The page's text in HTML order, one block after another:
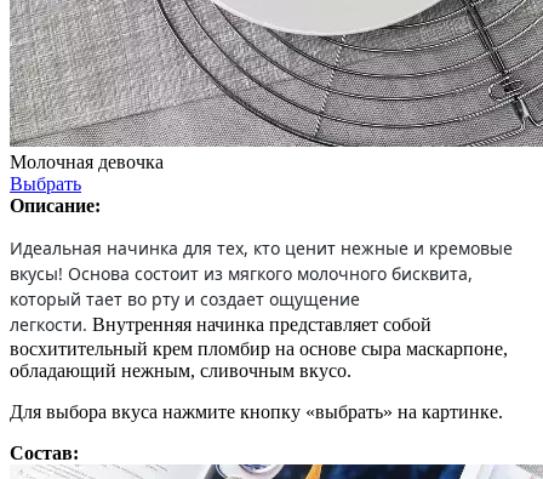
Молочная девочка
Выбрать
Описание:
Идеальная начинка для тех, кто ценит нежные и кремовые
вкусы! Основа состоит из мягкого молочного бисквита,
который тает во рту и создает ощущение
легкости. Внутренняя начинка представляет собой
восхитительный крем пломбир на основе сыра маскарпоне,
обладающий нежным, сливочным вкусо.
Для выбора вкуса нажмите кнопку «выбрать» на картинке.
Состав: